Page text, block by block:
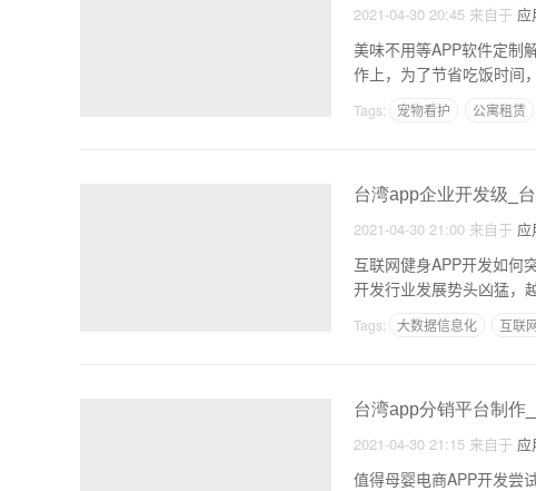
2021-04-30 20:45 来自于 应
美味不用等APP软件定制
作上，为了节省吃饭时间
Tags: 宠物看护 公寓租赁
台湾app企业开发级_
2021-04-30 21:00 来自于 应
互联网健身APP开发如何
开发行业发展势头凶猛，
Tags: 大数据信息化 互联
台湾app分销平台制作
2021-04-30 21:15 来自于 应
值得母婴电商APP开发尝